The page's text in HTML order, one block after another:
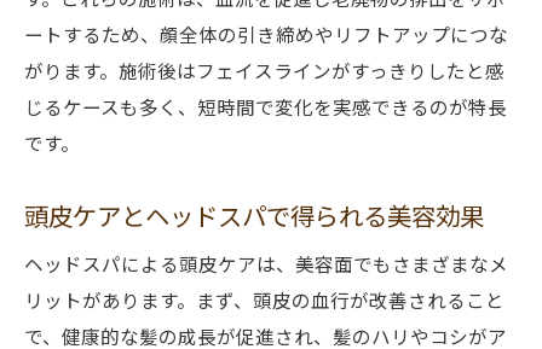
ヘッドスパで感じる頭皮の変化とその理由
リラクゼーションで心身の疲れにアプローチ
ヘッドスパが叶えるリラクゼーション体験
効果
ヘッドスパでストレス軽減と快眠を目指す
方法
新潟県で支持されるヘッドスパの癒やし力
ートするため、顔全体の引き締めやリフトアップにつな
がります。施術後はフェイスラインがすっきりしたと感
じるケースも多く、短時間で変化を実感できるのが特長
です。
頭皮ケアとヘッドスパで得られる美容効果
ヘッドスパによる頭皮ケアは、美容面でもさまざまなメ
リットがあります。まず、頭皮の血行が改善されること
で、健康的な髪の成長が促進され、髪のハリやコシがア